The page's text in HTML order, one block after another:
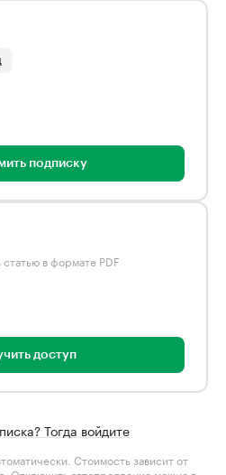
подписку
в формате PDF
доступ
Тогда войдите
Стоимость зависит от